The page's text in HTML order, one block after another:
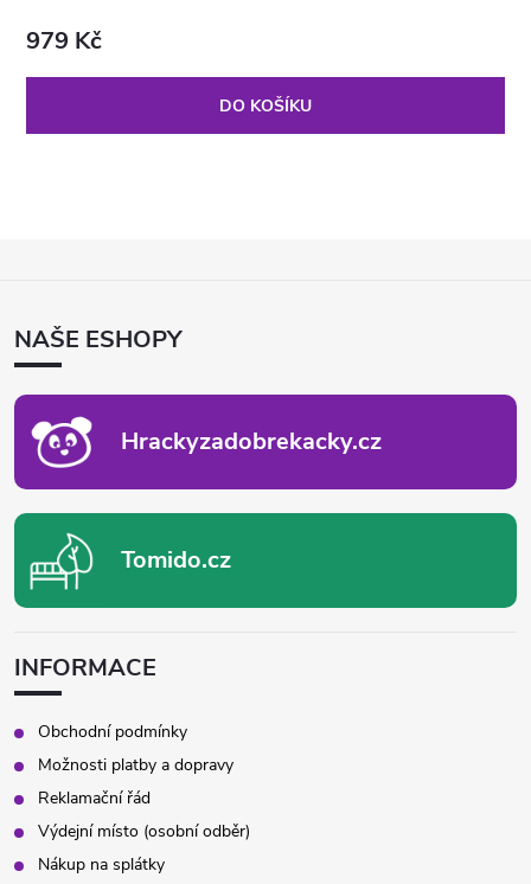
979 Kč
DO KOŠÍKU
ANAŠE ESHOPY
Hrackyzadobrekacky.cz
Tomido.cz
INFORMACE
Obchodní podmínky
Možnosti platby a dopravy
Reklamační řád
Výdejní místo (osobní odběr)
Nákup na splátky